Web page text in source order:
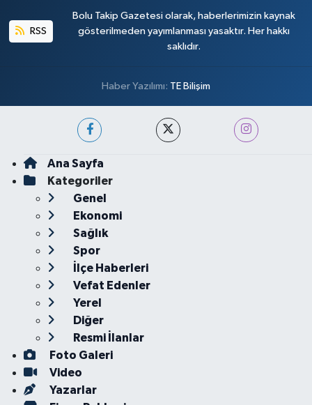
RSS
Bolu Takip Gazetesi olarak, haberlerimizin kaynak
gösterilmeden yayımlanması yasaktır. Her hakkı
saklıdır.
Haber Yazılımı: TE Bilişim
Ana Sayfa
Kategoriler
Genel
Ekonomi
Sağlık
Spor
İlçe Haberleri
Vefat Edenler
Yerel
Diğer
Resmi İlanlar
Foto Galeri
Video
Yazarlar